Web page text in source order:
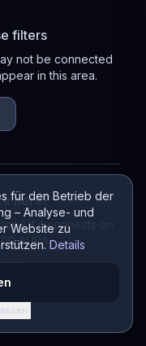
für den Betrieb der
– Analyse- und
Website zu
Details
filters
not be connected
in this area.
here?
If it connects on
AURA.